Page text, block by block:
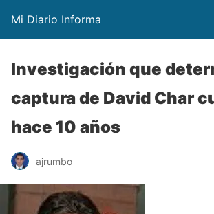
Mi Diario Informa
Investigación que
captura de David Char
hace 10 años
ajrumbo